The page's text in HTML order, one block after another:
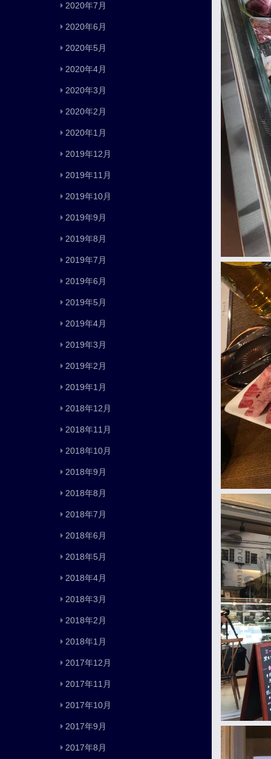
2020年7月
2020年6月
2020年5月
2020年4月
2020年3月
2020年2月
2020年1月
2019年12月
2019年11月
2019年10月
2019年9月
2019年8月
2019年7月
2019年6月
2019年5月
2019年4月
2019年3月
2019年2月
2019年1月
2018年12月
2018年11月
2018年10月
2018年9月
2018年8月
2018年7月
2018年6月
2018年5月
2018年4月
2018年3月
2018年2月
2018年1月
2017年12月
2017年11月
2017年10月
2017年9月
2017年8月